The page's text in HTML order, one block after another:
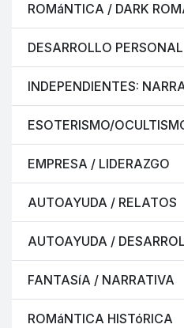
ROMáNTICA / DARK
DESARROLLO PERSONAL
INDEPENDIENTES:
ESOTERISMO/
EMPRESA / LIDERAZGO
AUTOAYUDA / RELATOS
AUTOAYUDA /
FANTASíA / NARRATIVA
ROMáNTICA HISTóRICA